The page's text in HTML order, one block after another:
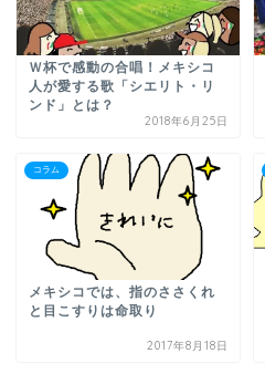
Ｗ杯で感動の合唱！メキシコ
人が愛する歌「シエリト・リ
ンド」とは？
2018年6月25日
コラム
メキシコでは、指のささくれ
と目こすりは命取り
2017年8月18日